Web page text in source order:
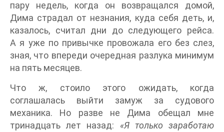
пару недель, когда он возвращался домой,
Дима страдал от незнания, куда себя деть, и,
казалось, считал дни до следующего рейса.
А я уже по привычке провожала его без слез,
зная, что впереди очередная разлука минимум
на пять месяцев.
Что ж, стоило этого ожидать, когда
соглашалась выйти замуж за судового
механика. Но разве не Дима обещал мне
тринадцать лет назад: «Я только заработаю